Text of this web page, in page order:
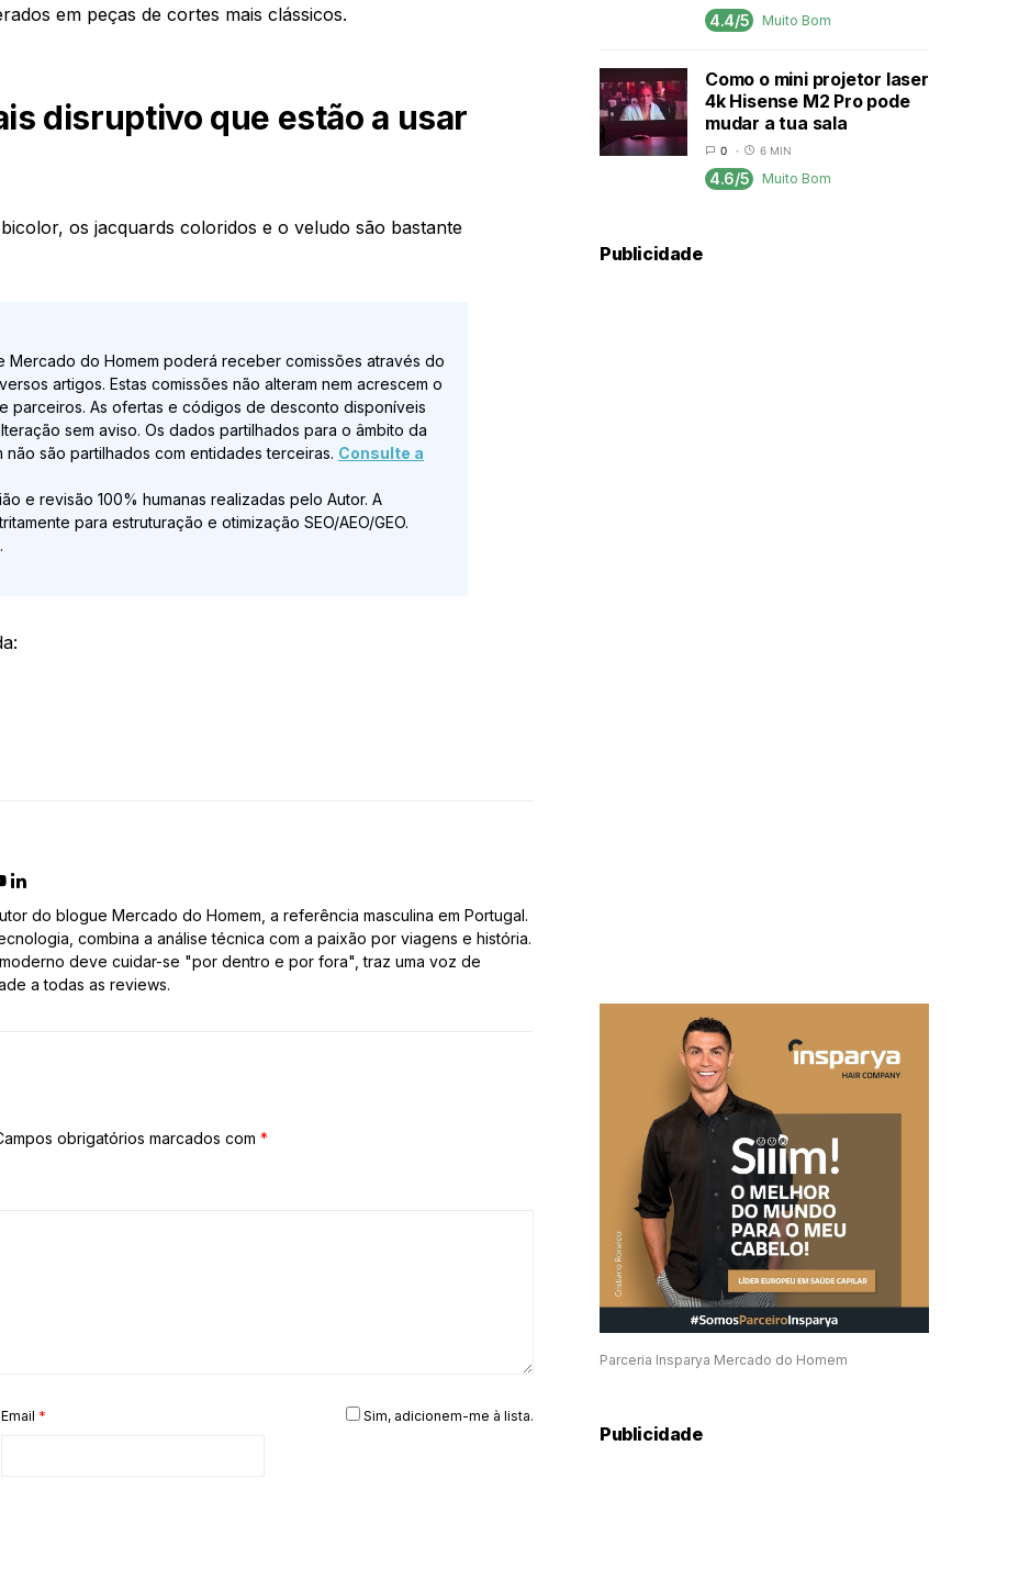
em peças de cortes mais clássicos.
disruptivo que estão a usar
os jacquards coloridos e o veludo são bastante
Mercado do Homem poderá receber comissões através do
artigos. Estas comissões não alteram nem acrescem o
parceiros. As ofertas e códigos de desconto disponíveis
sem aviso. Os dados partilhados para o âmbito da
são partilhados com entidades terceiras. Consulte a
e revisão 100% humanas realizadas pelo Autor. A
para estruturação e otimização SEO/AEO/GEO.
.
do blogue Mercado do Homem, a referência masculina em Portugal.
combina a análise técnica com a paixão por viagens e história.
deve cuidar-se "por dentro e por fora", traz uma voz de
a todas as reviews.
obrigatórios marcados com *
Email * Sim, adicionem-me à lista.
4.4/5 Muito Bom
Como o mini projetor laser
4k Hisense M2 Pro pode
mudar a tua sala
0 6 MIN
4.6/5 Muito Bom
Publicidade
Parceria Insparya Mercado do Homem
Publicidade